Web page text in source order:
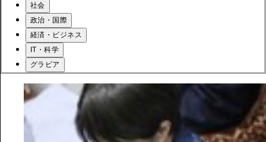
社会
政治・国際
経済・ビジネス
IT・科学
グラビア